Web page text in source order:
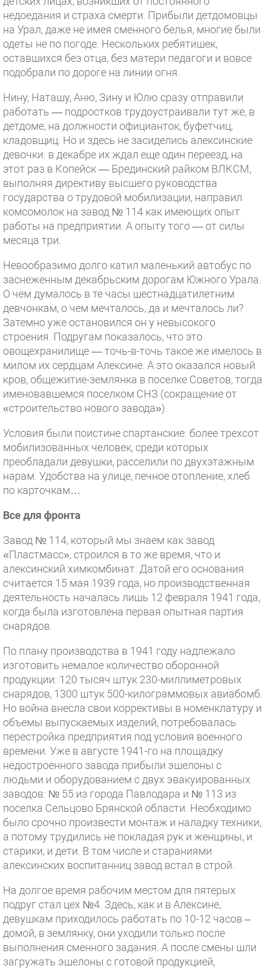
недоедания и страха смерти. Прибыли детдомовцы
на Урал, даже не имея сменного белья, многие были
одеты не по погоде. Нескольких ребятишек,
оставшихся без отца, без матери педагоги и вовсе
подобрали по дороге на линии огня.
Нину, Наташу, Аню, Зину и Юлю сразу отправили
работать — подростков трудоустраивали тут же, в
детдоме, на должности официанток, буфетчиц,
кладовщиц. Но и здесь не засиделись алексинские
девочки: в декабре их ждал еще один переезд, на
этот раз в Копейск — Брединский райком ВЛКСМ,
выполняя директиву высшего руководства
государства о трудовой мобилизации, направил
комсомолок на завод № 114 как имеющих опыт
работы на предприятии. А опыту того — от силы
месяца три.
Невообразимо долго катил маленький автобус по
заснеженным декабрьским дорогам Южного Урала.
О чем думалось в те часы шестнадцатилетним
девчонкам, о чем мечталось, да и мечталось ли?
Затемно уже остановился он у невысокого
строения. Подругам показалось, что это
овощехранилище — точь-в-точь такое же имелось в
милом их сердцам Алексине. А это оказался новый
кров, общежитие-землянка в поселке Советов, тогда
именовавшемся поселком СНЗ (сокращение от
«строительство нового завода»).
Условия были поистине спартанские: более трехсот
мобилизованных человек, среди которых
преобладали девушки, расселили по двухэтажным
нарам. Удобства на улице, печное отопление, хлеб
по карточкам…
Все для фронта
Завод № 114, который мы знаем как завод
«Пластмасс», строился в то же время, что и
алексинский химкомбинат. Датой его основания
считается 15 мая 1939 года, но производственная
деятельность началась лишь 12 февраля 1941 года,
когда была изготовлена первая опытная партия
снарядов.
По плану производства в 1941 году надлежало
изготовить немалое количество оборонной
продукции: 120 тысяч штук 230-миллиметровых
снарядов, 1300 штук 500-килограммовых авиабомб.
Но война внесла свои коррективы в номенклатуру и
объемы выпускаемых изделий, потребовалась
перестройка предприятия под условия военного
времени. Уже в августе 1941-го на площадку
недостроенного завода прибыли эшелоны с
людьми и оборудованием с двух эвакуированных
заводов: № 55 из города Павлодара и № 113 из
поселка Сельцово Брянской области. Необходимо
было срочно произвести монтаж и наладку техники,
а потому трудились не покладая рук и женщины, и
старики, и дети. В том числе и стараниями
алексинских воспитанниц завод встал в строй.
На долгое время рабочим местом для пятерых
подруг стал цех №4. Здесь, как и в Алексине,
девушкам приходилось работать по 10-12 часов –
домой, в землянку, они уходили только после
выполнения сменного задания. А после смены шли
загружать эшелоны с готовой продукцией,